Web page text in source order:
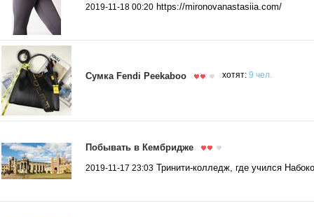
2019-11-18 00:20 https://mironovanastasiia.com/
Сумка Fendi Peekaboo хотят: 9 чел.
Побывать в Кембридже
2019-11-17 23:03 Тринити-колледж, где учился